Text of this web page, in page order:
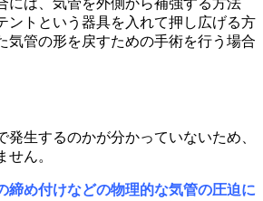
には、気管を外側から補強する方法
ントという器具を入れて押し広げる方
気管の形を戻すための手術を行う場合
発生するのかが分かっていないため、
せん。
締め付けなどの物理的な気管の圧迫に